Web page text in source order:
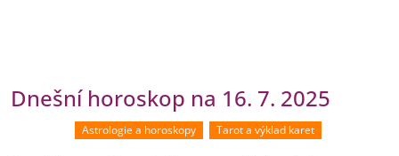
Dnešní horoskop na 16. 7. 2025
Astrologie a horoskopy Tarot a výklad karet